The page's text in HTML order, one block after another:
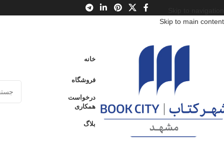
Skip to main content
خانه
فروشگاه
درخواست
همکاری
بلاگ